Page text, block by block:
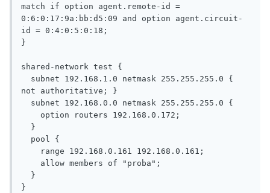
match if option agent.remote-id =
0:6:0:17:9a:bb:d5:09 and option agent.circuit-
id = 0:4:0:5:0:18;
}
shared-network test {
subnet 192.168.1.0 netmask 255.255.255.0 {
not authoritative; }
subnet 192.168.0.0 netmask 255.255.255.0 {
option routers 192.168.0.172;
}
pool {
range 192.168.0.161 192.168.0.161;
allow members of "proba";
}
}